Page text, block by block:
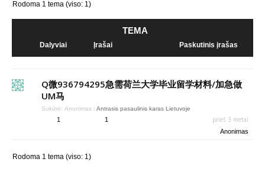
Rodoma 1 tema (viso: 1)
TEMA
Dalyviai Įrašai Paskutinis įrašas
Q微936794295急需荷兰大学毕业留学材料/加急做
UM马
Sukūrė: Anonimas : Antrasis pasaulinis karas Lietuvoje
1 1 prieš 3 metai
Anonimas
Rodoma 1 tema (viso: 1)